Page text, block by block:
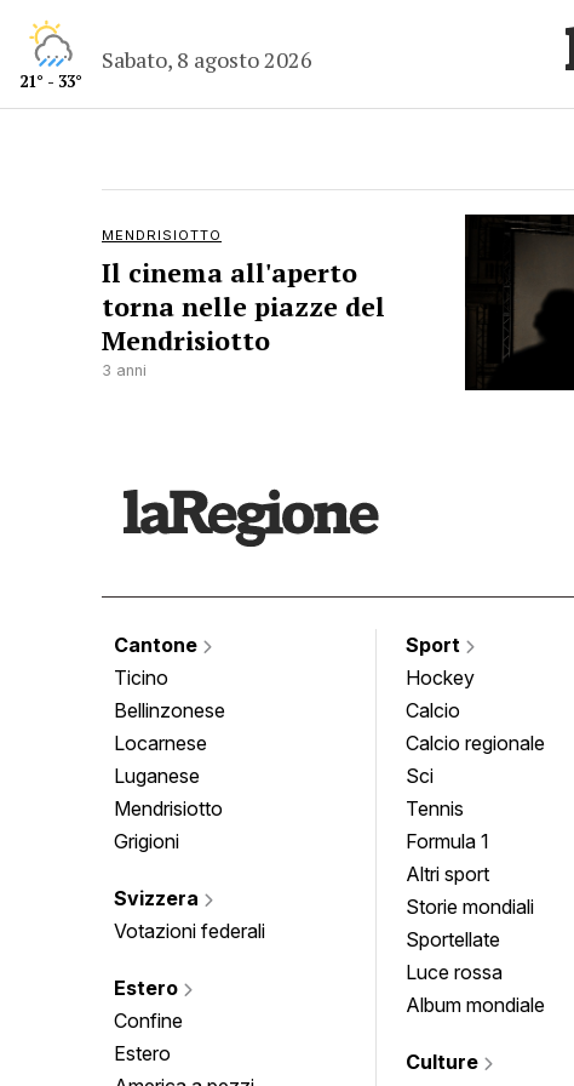
21° - 33°
Sabato, 8 agosto 2026
MENDRISIOTTO
Il cinema all'aperto
torna nelle piazze del
Mendrisiotto
3 anni
Cantone
Ticino
Bellinzonese
Locarnese
Luganese
Mendrisiotto
Grigioni
Svizzera
Votazioni federali
Estero
Confine
Estero
Sport
Hockey
Calcio
Calcio regionale
Sci
Tennis
Formula 1
Altri sport
Storie mondiali
Sportellate
Luce rossa
Album mondiale
Culture